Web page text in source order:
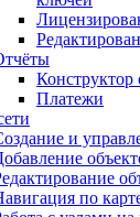
Конструктор
Платежи
и
по